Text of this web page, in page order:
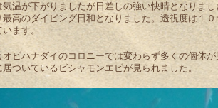
温が下がりましたが日差しの強い快晴となりま
高のダイビング日和となりました。透視度は１
ます。
ビハナダイのコロニーでは変わらず多くの個体
ついているビシャモンエビが見られました。